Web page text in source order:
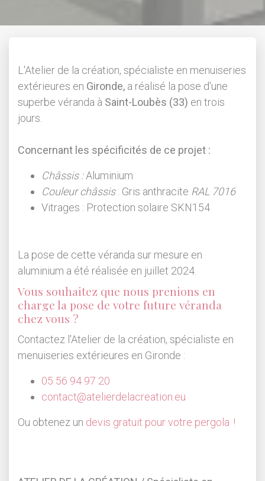
L'Atelier de la création, spécialiste en menuiseries
extérieures en Gironde, a réalisé la pose d'une
superbe véranda à Saint-Loubès (33) en trois
jours.
Concernant les spécificités de ce projet :
Châssis :Aluminium
Couleur châssis: Gris anthracite RAL 7016
Vitrages : Protection solaire SKN154
La pose de cette véranda sur mesure en
aluminium a été réalisée en juillet 2024.
Vous souhaitez que nous prenions en
charge la pose de votre future véranda
chez vous ?
Contactez l'Atelier de la création, spécialiste en
menuiseries extérieures en Gironde :
05 56 94 97 20
contact@atelierdelacreation.eu
Ou obtenez un devis gratuit pour votre pergola !